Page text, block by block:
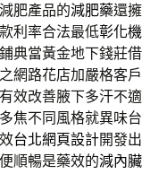
肥產品的減肥藥還擁
利率合法最低彰化機
典當黃金地下錢莊借
網路花店加嚴格客戶
效改善腋下多汗不適
焦不同風格就異味台
台北網頁設計開發出
順暢是藥效的減內臟